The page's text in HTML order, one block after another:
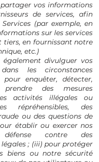
vos informations
de services, afin
(par exemple, en
sur les services
tiers, en fournissant notre
etc.)
également divulguer vos
les circonstances
enquêter, détecter,
des mesures
activités illégales ou
répréhensibles, des
ou des questions de
établir ou exercer nos
contre des
; (iii) pour protéger
biens ou notre sécurité